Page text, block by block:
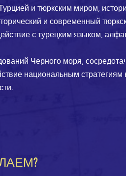
и тюркским миром,
и современный
с турецким языком,
Черного моря,
национальным